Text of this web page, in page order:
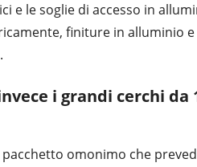
e le soglie di accesso in
finiture in alluminio
i grandi cerchi
omonimo che